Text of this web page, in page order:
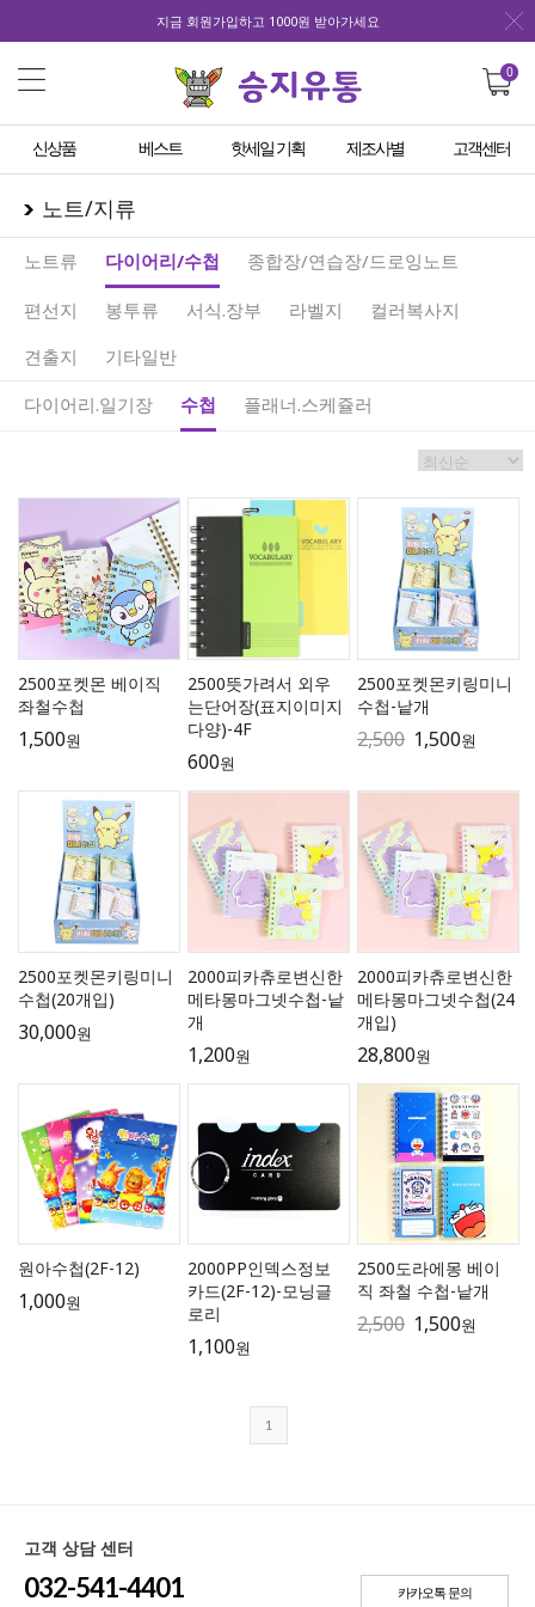
지금 회원가입하고 1000원 받아가세요
0
신상품 베스트 핫세일 기획 제조사별 고객센터
노트/지류
노트류 다이어리/수첩 종합장/연습장/드로잉노트
편선지 봉투류 서식.장부 라벨지
컬러복사지
견출지
기타일반
다이어리.일기장
수첩 플래너.스케쥴러
2500포켓몬 베이직
좌철수첩
1,500원
2500뜻가려서 외우
는단어장(표지이미지
다양)-4F
600원
2500포켓몬키링미니
수첩-낱개
2,500 1,500원
2500포켓몬키링미니
수첩(20개입)
30,000원
2000피카츄로변신한
메타몽마그넷수첩-낱
개
1,200원
2000피카츄로변신한
메타몽마그넷수첩(24
개입)
28,800원
원아수첩(2F-12)
1,000원
2000PP인덱스정보
카드(2F-12)-모닝글
로리
1,100원
2500도라에몽 베이
직 좌철 수첩-낱개
2,500 1,500원
1
고객 상담 센터
032-541-4401
카카오톡 문의